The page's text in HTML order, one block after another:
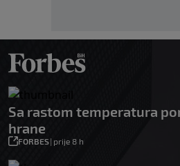
Sa rastom temperatura
hrane
FORBES| prije 8 h